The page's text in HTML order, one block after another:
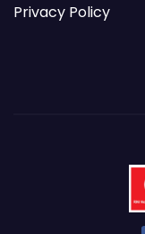
Privacy Policy